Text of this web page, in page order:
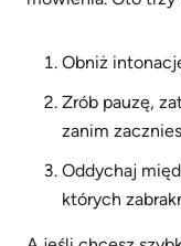
Obniż
Zrób pauzę,
zanim
Oddychaj
których